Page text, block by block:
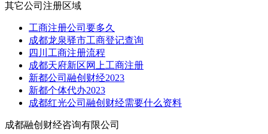
其它公司注册区域
工商注册公司要多久
成都龙泉驿市工商登记查询
四川工商注册流程
成都天府新区网上工商注册
新都公司融创财经2023
新都个体代办2023
成都红光公司融创财经需要什么资料
成都融创财经咨询有限公司